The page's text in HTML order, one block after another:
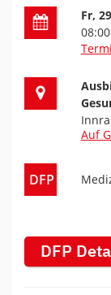
Datum
Fr,
Ort der
Auf
DFP
DFP